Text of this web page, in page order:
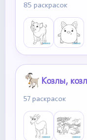
85 раскрасок
Козлы,
57 раскрасок